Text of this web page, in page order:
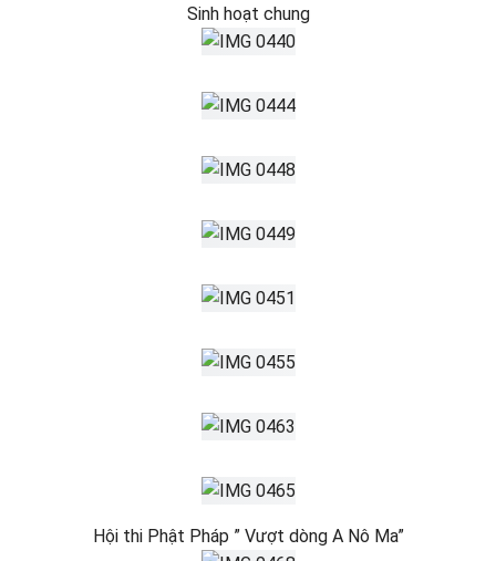
Sinh hoạt chung
Hội thi Phật Pháp ” Vượt dòng A Nô Ma”